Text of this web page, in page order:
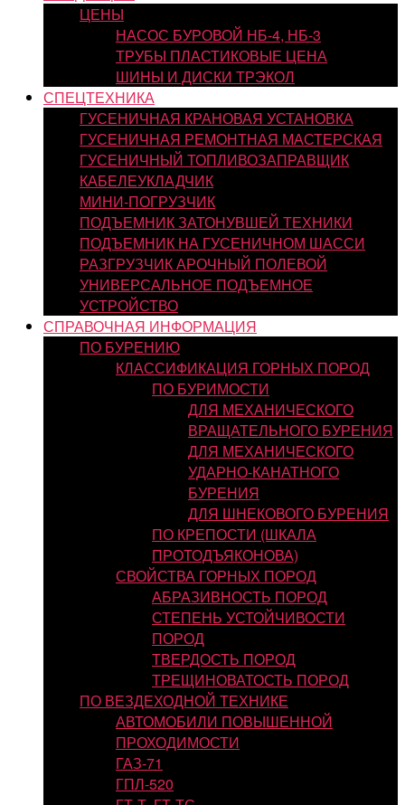
ЦЕНЫ
НАСОС БУРОВОЙ НБ-4, НБ-3
ТРУБЫ ПЛАСТИКОВЫЕ ЦЕНА
ШИНЫ И ДИСКИ ТРЭКОЛ
СПЕЦТЕХНИКА
ГУСЕНИЧНАЯ КРАНОВАЯ УСТАНОВКА
ГУСЕНИЧНАЯ РЕМОНТНАЯ МАСТЕРСКАЯ
ГУСЕНИЧНЫЙ ТОПЛИВОЗАПРАВЩИК
КАБЕЛЕУКЛАДЧИК
МИНИ-ПОГРУЗЧИК
ПОДЪЕМНИК ЗАТОНУВШЕЙ ТЕХНИКИ
ПОДЪЕМНИК НА ГУСЕНИЧНОМ ШАССИ
РАЗГРУЗЧИК АРОЧНЫЙ ПОЛЕВОЙ
УНИВЕРСАЛЬНОЕ ПОДЪЕМНОЕ
УСТРОЙСТВО
СПРАВОЧНАЯ ИНФОРМАЦИЯ
ПО БУРЕНИЮ
КЛАССИФИКАЦИЯ ГОРНЫХ ПОРОД
ПО БУРИМОСТИ
ДЛЯ МЕХАНИЧЕСКОГО
ВРАЩАТЕЛЬНОГО БУРЕНИЯ
ДЛЯ МЕХАНИЧЕСКОГО
УДАРНО-КАНАТНОГО
БУРЕНИЯ
ДЛЯ ШНЕКОВОГО БУРЕНИЯ
ПО КРЕПОСТИ (ШКАЛА
ПРОТОДЪЯКОНОВА)
СВОЙСТВА ГОРНЫХ ПОРОД
АБРАЗИВНОСТЬ ПОРОД
СТЕПЕНЬ УСТОЙЧИВОСТИ
ПОРОД
ТВЕРДОСТЬ ПОРОД
ТРЕЩИНОВАТОСТЬ ПОРОД
ПО ВЕЗДЕХОДНОЙ ТЕХНИКЕ
АВТОМОБИЛИ ПОВЫШЕННОЙ
ПРОХОДИМОСТИ
ГАЗ-71
ГПЛ-520